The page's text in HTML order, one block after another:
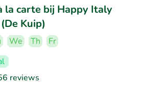
la carte bij Happy Italy
Kuip)
We Th
Fr
reviews